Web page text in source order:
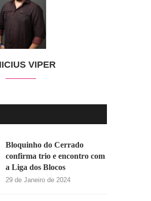
VIPER
Bloquinho do Cerrado
confirma trio e encontro com
a Liga dos Blocos
29 de Janeiro de 2024